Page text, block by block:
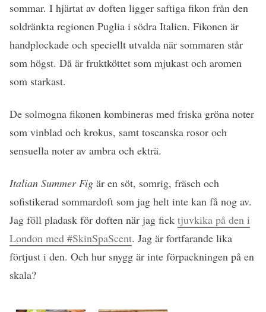
sommar. I hjärtat av doften ligger saftiga fikon från den
soldränkta regionen Puglia i södra Italien. Fikonen är
handplockade och speciellt utvalda när sommaren står
som högst. Då är fruktköttet som mjukast och aromen
som starkast.
De solmogna fikonen kombineras med friska gröna noter
som vinblad och krokus, samt toscanska rosor och
sensuella noter av ambra och ekträ.
Italian Summer Fig är en söt, somrig, fräsch och
sofistikerad sommardoft som jag helt inte kan få nog av.
Jag föll pladask för doften när jag fick tjuvkika på den i
London med #SkinSpaScent. Jag är fortfarande lika
förtjust i den. Och hur snygg är inte förpackningen på en
skala?